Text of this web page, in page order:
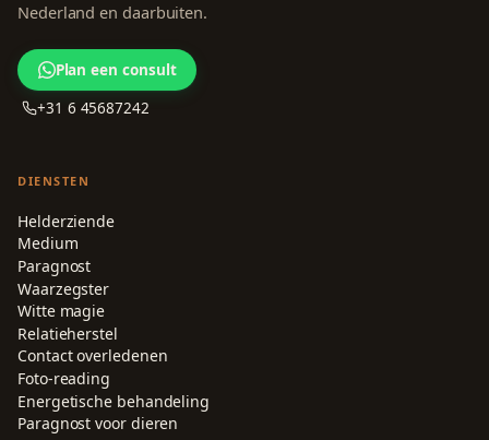
Nederland en daarbuiten.
Plan een consult
+31 6 45687242
DIENSTEN
Helderziende
Medium
Paragnost
Waarzegster
Witte magie
Relatieherstel
Contact overledenen
Foto-reading
Energetische behandeling
Paragnost voor dieren